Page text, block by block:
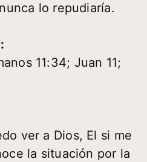
lo repudiaría.
11:34; Juan 11;
ver a Dios, El si me
la situación por la